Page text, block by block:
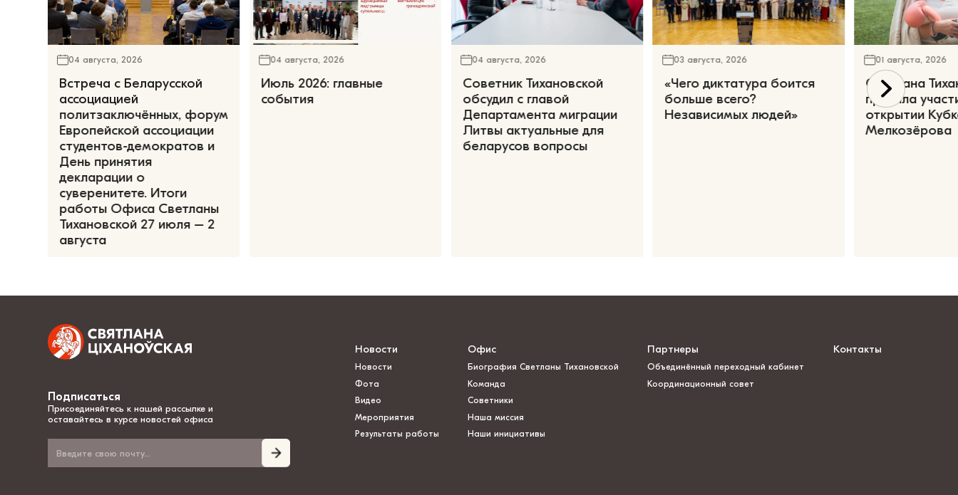
04 августа, 2026
Встреча с Беларусской
ассоциацией
политзаключённых, форум
Европейской ассоциации
студентов-демократов и
День принятия
декларации о
суверенитете. Итоги
работы Офиса Светланы
Тихановской 27 июля – 2
августа
04 августа, 2026
Июль 2026: главные
события
04 августа, 2026
Советник Тихановской
обсудил с главой
Департамента миграции
Литвы актуальные для
беларусов вопросы
03 августа, 2026
«Чего диктатура боится
больше всего?
Независимых людей»
01 августа, 2026
Светлана
приняла
открытии
Мелкозёрова
Подписаться
Присоединяйтесь к нашей рассылке и
оставайтесь в курсе новостей офиса
Новости
Новости
Фота
Видео
Мероприятия
Результаты работы
Офис
Биография Светланы Тихановской
Команда
Советники
Наша миссия
Наши инициативы
Партнеры
Объединённый переходный кабинет
Координационный совет
Контакты